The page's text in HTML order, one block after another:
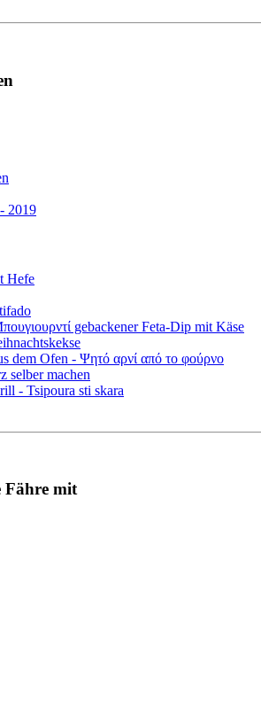
2019
Hefe
gebackener Feta-Dip mit Käse
dem Ofen - Ψητό αρνί από το φούρνο
selber machen
- Tsipoura sti skara
Fähre mit